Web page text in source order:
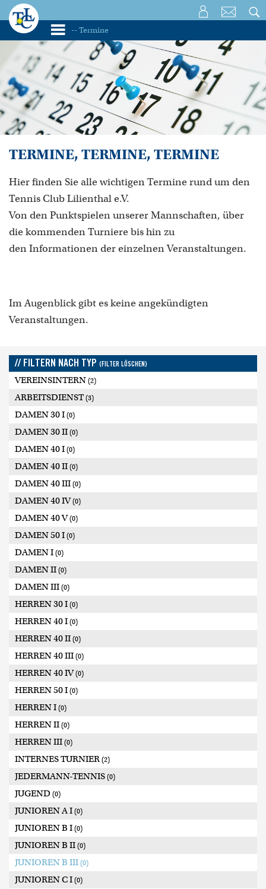
TERMINE, TERMINE, TERMINE
Hier finden Sie alle wichtigen Termine rund um den
Tennis Club Lilienthal e.V.
Von den Punktspielen unserer Mannschaften, über
die kommenden Turniere bis hin zu
den Informationen der einzelnen Veranstaltungen.
Im Augenblick gibt es keine angekündigten
Veranstaltungen.
// FILTERN NACH TYP (FILTER LÖSCHEN)
VEREINSINTERN (2)
ARBEITSDIENST(3)
DAMEN 30 I (0)
DAMEN 30 II (0)
DAMEN 40 I (0)
DAMEN 40 II (0)
DAMEN 40 III (0)
DAMEN 40 IV(0)
DAMEN 40 V(0)
DAMEN 50 I (0)
DAMEN I (0)
DAMEN II (0)
DAMEN III (0)
HERREN 30 I (0)
HERREN 40 I (0)
HERREN 40 II (0)
HERREN 40 III (0)
HERREN 40 IV(0)
HERREN 50 I (0)
HERREN I (0)
HERREN II (0)
HERREN III (0)
INTERNES TURNIER (2)
JEDERMANN-TENNIS (0)
JUGEND (0)
JUNIOREN A I (0)
JUNIOREN B I (0)
JUNIOREN B II (0)
JUNIOREN B III (0)
JUNIOREN C I (0)